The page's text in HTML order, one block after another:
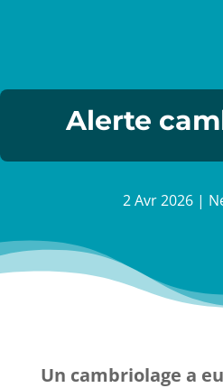
Alerte
2 Avr 2026|
Un cambriolage a